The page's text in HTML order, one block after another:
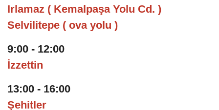
Irlamaz ( Kemalpaşa Yolu Cd. )
Selvilitepe ( ova yolu )
9:00 - 12:00
İzzettin
13:00 - 16:00
Şehitler